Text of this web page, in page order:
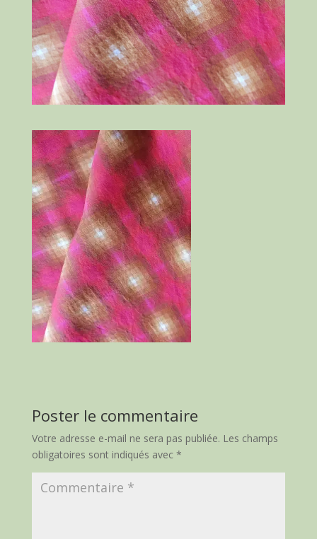
Poster le commentaire
Votre adresse e-mail ne sera pas publiée. Les champs
obligatoires sont indiqués avec *